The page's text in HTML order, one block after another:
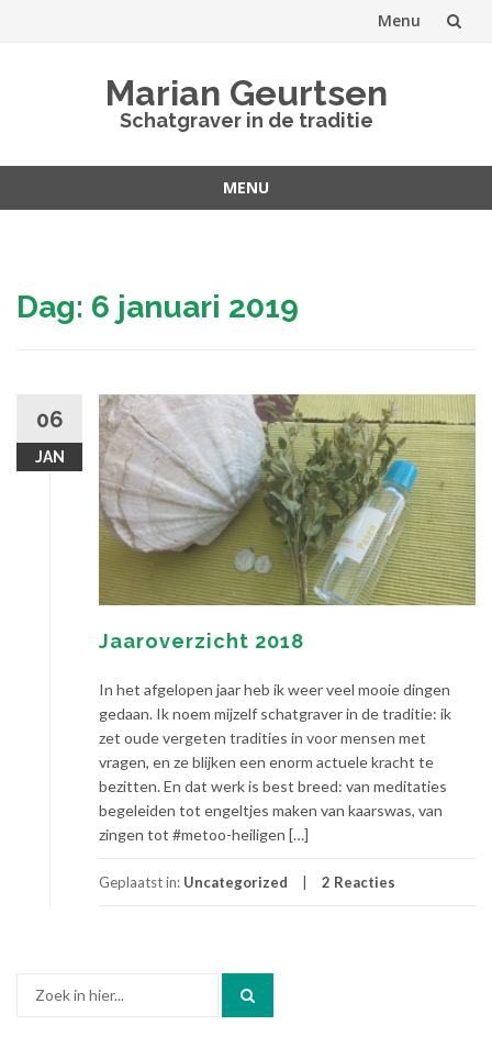
Menu
Marian Geurtsen
Schatgraver in de traditie
MENU
Dag: 6 januari 2019
06
JAN
Jaaroverzicht 2018
In het afgelopen jaar heb ik weer veel mooie dingen
gedaan. Ik noem mijzelf schatgraver in de traditie: ik
zet oude vergeten tradities in voor mensen met
vragen, en ze blijken een enorm actuele kracht te
bezitten. En dat werk is best breed: van meditaties
begeleiden tot engeltjes maken van kaarswas, van
zingen tot #metoo-heiligen […]
Geplaatst in: Uncategorized 2 Reacties